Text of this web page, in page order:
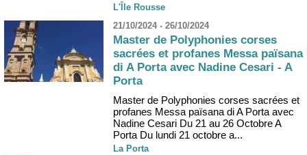
L'Île Rousse
21/10/2024 - 26/10/2024
Master de Polyphonies corses
sacrées et profanes Messa païsana
di A Porta avec Nadine Cesari - A
Porta
Master de Polyphonies corses sacrées et
profanes Messa païsana di A Porta avec
Nadine Cesari Du 21 au 26 Octobre A
Porta Du lundi 21 octobre a...
La Porta